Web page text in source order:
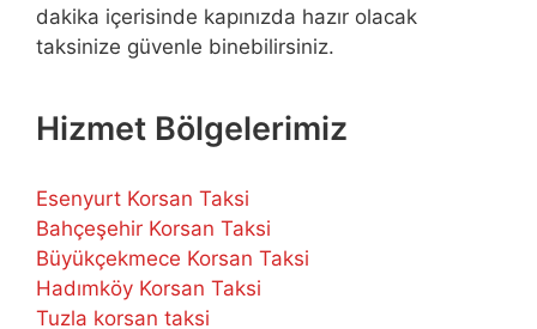
dakika içerisinde kapınızda hazır olacak
taksinize güvenle binebilirsiniz.
Hizmet Bölgelerimiz
Esenyurt Korsan Taksi
Bahçeşehir Korsan Taksi
Büyükçekmece Korsan Taksi
Hadımköy Korsan Taksi
Tuzla korsan taksi